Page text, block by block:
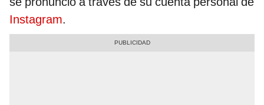
Instagram.